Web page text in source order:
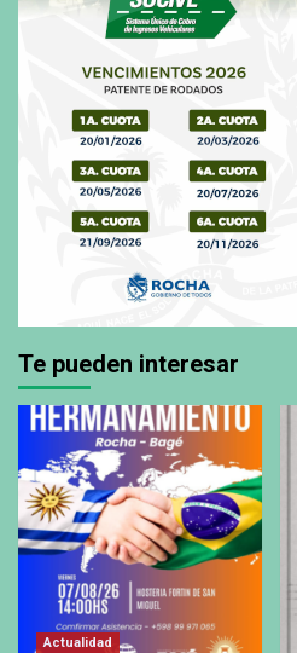
Te pueden interesar
Actualidad